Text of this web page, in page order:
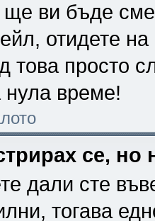
ще ви бъде
отидете
това просто
нула време!
се, но
дали сте
тогава